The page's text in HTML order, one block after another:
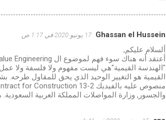
Ghassan el Hussein 17 يونيو 2020 في 1:17 ص
ألسلام عليكم,
أعتقد أنه هناك سوء فهم لموضوع ال Value Engineering بترجمتها "الهندسة القيمية".
"الهندسة القيمية"هي ليست مفهوم ولا فلسفة ولا
القيمية هو التغيير الوحيد الذي يحق للمقاول
والجسور, وزارة المواصلات المملكة العربية